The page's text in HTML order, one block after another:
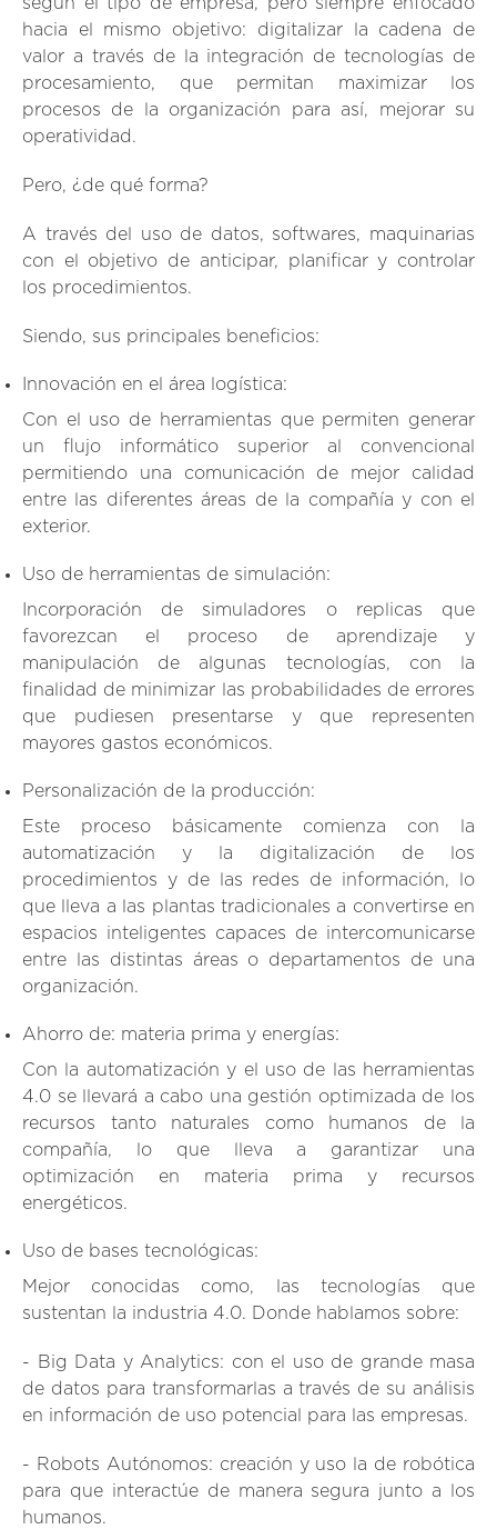
hacia el mismo objetivo: digitalizar la cadena de
valor a través de la integración de tecnologías de
procesamiento, que permitan maximizar los
procesos de la organización para así, mejorar su
operatividad.
Pero, ¿de qué forma?
A través del uso de datos, softwares, maquinarias
con el objetivo de anticipar, planificar y controlar
los procedimientos.
Siendo, sus principales beneficios:
Innovación en el área logística:
Con el uso de herramientas que permiten generar
un flujo informático superior al convencional
permitiendo una comunicación de mejor calidad
entre las diferentes áreas de la compañía y con el
exterior.
Uso de herramientas de simulación:
Incorporación de simuladores o replicas que
favorezcan el proceso de aprendizaje y
manipulación de algunas tecnologías, con la
finalidad de minimizar las probabilidades de errores
que pudiesen presentarse y que representen
mayores gastos económicos.
Personalización de la producción:
Este proceso básicamente comienza con la
automatización y la digitalización de los
procedimientos y de las redes de información, lo
que lleva a las plantas tradicionales a convertirse en
espacios inteligentes capaces de intercomunicarse
entre las distintas áreas o departamentos de una
organización.
Ahorro de: materia prima y energías:
Con la automatización y el uso de las herramientas
4.0 se llevará a cabo una gestión optimizada de los
recursos tanto naturales como humanos de la
compañía, lo que lleva a garantizar una
optimización en materia prima y recursos
energéticos.
Uso de bases tecnológicas:
Mejor conocidas como, las tecnologías que
sustentan la industria 4.0. Donde hablamos sobre:
- Big Data y Analytics: con el uso de grande masa
de datos para transformarlas a través de su análisis
en información de uso potencial para las empresas.
- Robots Autónomos: creación y uso la de robótica
para que interactúe de manera segura junto a los
humanos.